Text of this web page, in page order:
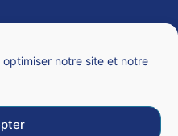
notre site et notre